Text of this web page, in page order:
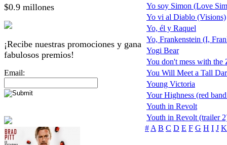
$0.9 millones
¡Recibe nuestras promociones y gana
fabulosos premios!
Email:
Yo soy Simon (Love
Yo vi al Diablo (Visions)
Yo, él y Raquel
Yo, Frankenstein (I,
Yogi Bear
You don't mess with the
You Will Meet a Tall
Young Victoria
Your Highness (red
Youth in Revolt
Youth in Revolt (trailer
# A B C D E F G H I J K